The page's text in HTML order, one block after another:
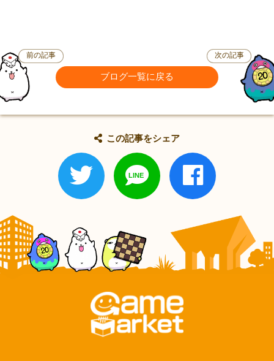
前の記事
ブログ一覧に戻る
次の記事
この記事をシェア